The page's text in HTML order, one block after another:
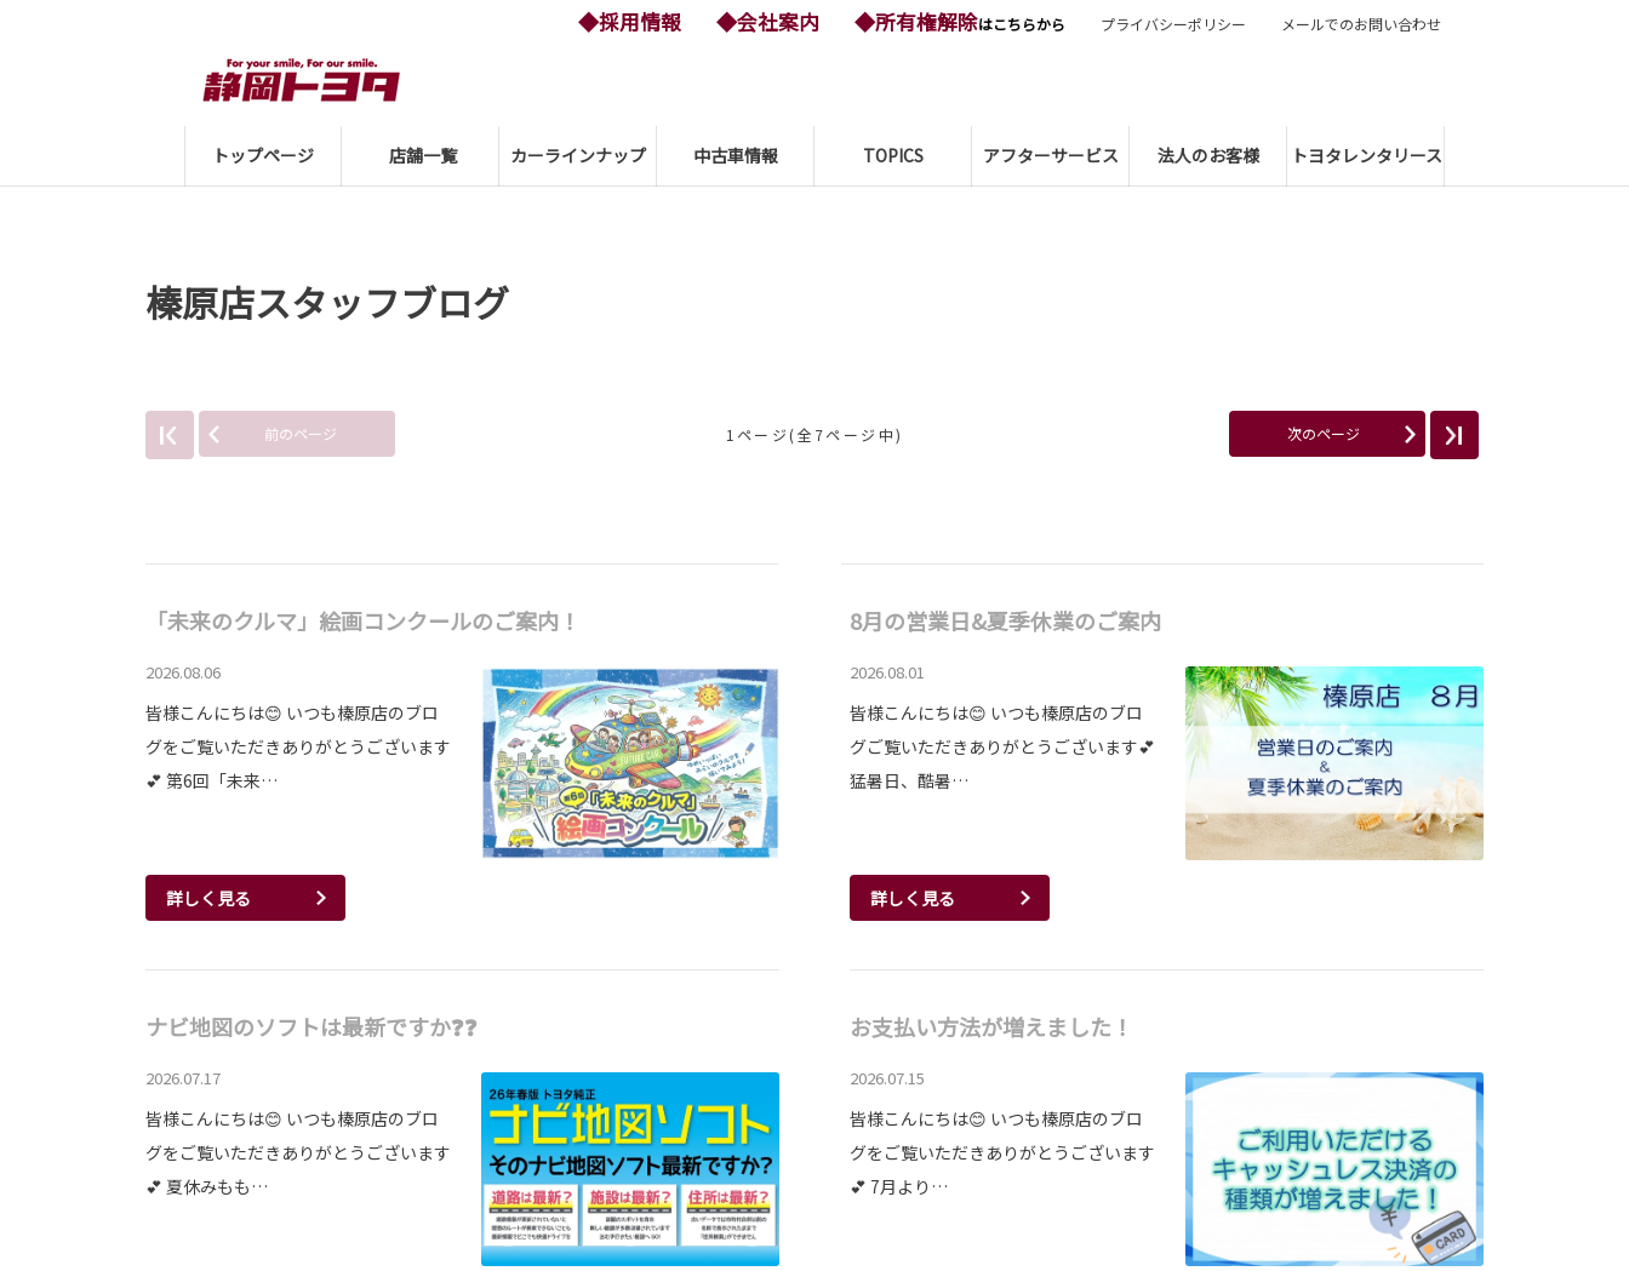
トップページ 店舗一覧 カーラインナップ 中古車情報 TOPICS アフターサービス 法人のお客様 トヨタレンタリース
◆採用情報 ◆会社案内 ◆所有権解除はこちらから プライバシーポリシー メールでのお問い合わせ
榛原店スタッフブログ
前のページ 1ページ(全7ページ中) 次のページ
「未来のクルマ」絵画コンクールのご案内！
2026.08.06
皆様こんにちは😊 いつも榛原店のブロ
グをご覧いただきありがとうございます
💕 第6回「未来…
詳しく見る
8月の営業日&夏季休業のご案内
2026.08.01
皆様こんにちは😊 いつも榛原店のブロ
グご覧いただきありがとうございます💕
猛暑日、酷暑…
詳しく見る
ナビ地図のソフトは最新ですか❓❓
2026.07.17
皆様こんにちは😊 いつも榛原店のブロ
グをご覧いただきありがとうございます
💕 夏休みもも…
お支払い方法が増えました！
2026.07.15
皆様こんにちは😊 いつも榛原店のブロ
グをご覧いただきありがとうございます
💕 7月より…